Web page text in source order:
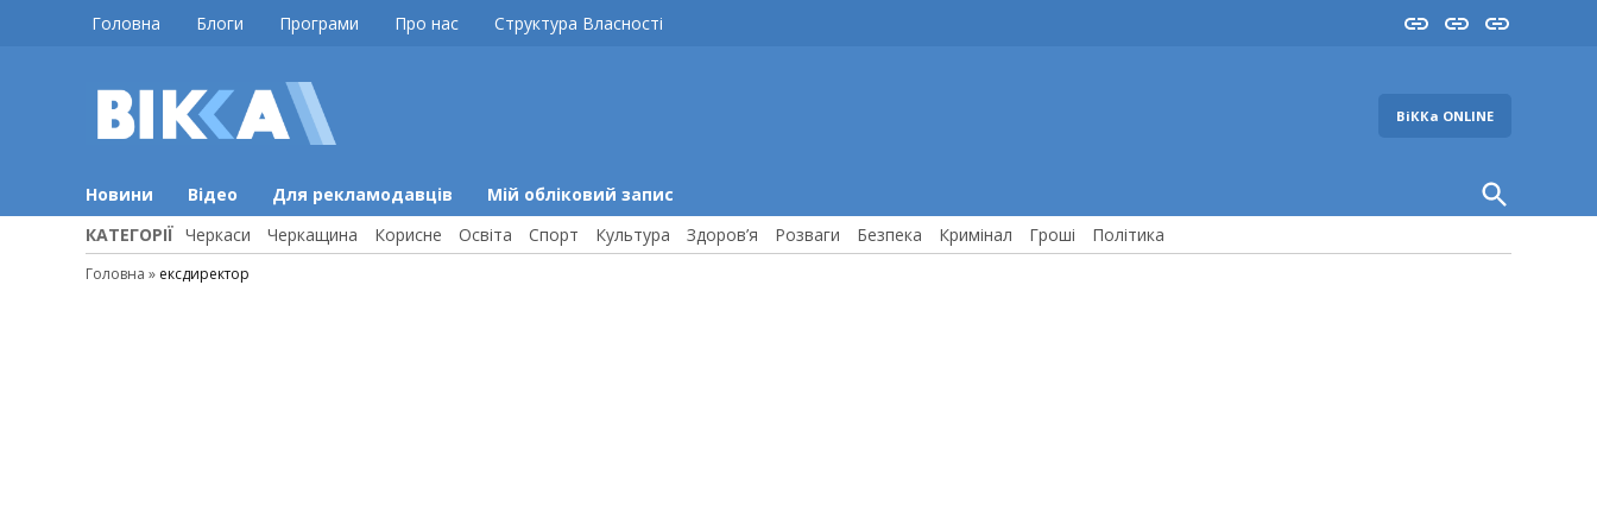
Головна Блоги Програми Про нас Структура Власності InstaYouTube
FB
ВіККа ONLINE
Новини Відео Для рекламодавців Мій обліковий запис
Open
Search
КАТЕГОРІЇ Черкаси Черкащина Корисне Освіта Спорт Культура Здоров’я Розваги Безпека Кримінал Гроші Політика
Головна » ексдиректор